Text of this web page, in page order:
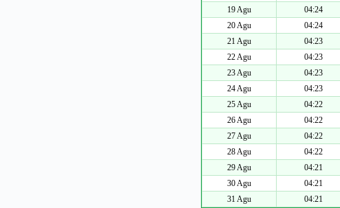
19 Agu
04:24
20 Agu
04:24
21 Agu
04:23
22 Agu
04:23
23 Agu
04:23
24 Agu
04:23
25 Agu
04:22
26 Agu
04:22
27 Agu
04:22
28 Agu
04:22
29 Agu
04:21
30 Agu
04:21
31 Agu
04:21